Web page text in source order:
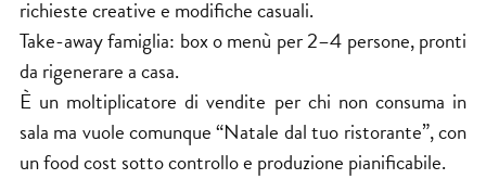
richieste creative e modifiche casuali.
Take-away famiglia: box o menù per 2–4 persone, pronti
da rigenerare a casa.
È un moltiplicatore di vendite per chi non consuma in
sala ma vuole comunque “Natale dal tuo ristorante”, con
un food cost sotto controllo e produzione pianificabile.